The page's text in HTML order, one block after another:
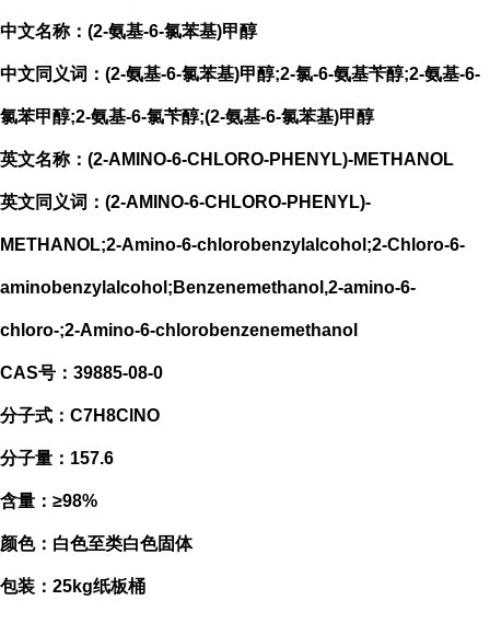
中文名称：(2-氨基-6-氯苯基)甲醇
中文同义词：(2-氨基-6-氯苯基)甲醇;2-氯-6-氨基苄醇;2-氨基-6-
氯苯甲醇;2-氨基-6-氯苄醇;(2-氨基-6-氯苯基)甲醇
英文名称：(2-AMINO-6-CHLORO-PHENYL)-METHANOL
英文同义词：(2-AMINO-6-CHLORO-PHENYL)-
METHANOL;2-Amino-6-chlorobenzylalcohol;2-Chloro-6-
aminobenzylalcohol;Benzenemethanol,2-amino-6-
chloro-;2-Amino-6-chlorobenzenemethanol
CAS号：39885-08-0
分子式：C7H8ClNO
分子量：157.6
含量：≥98%
颜色：白色至类白色固体
包装：25kg纸板桶